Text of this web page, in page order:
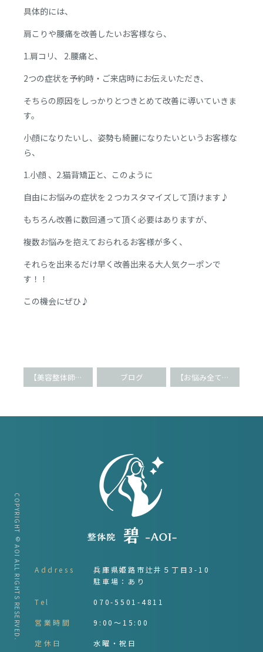
具体的には、
肩こりや腰痛を改善したいお客様なら、
1.肩コリ、 2.腰痛と、
2つの症状を予約時・ご来店時にお伝えいただき、
そちらの原因をしっかりとつきとめて改善に導いていきま
す。
小顔になりたいし、姿勢も綺麗になりたいというお客様な
ら、
1.小顔 、2.猫背矯正と、このように
自由にお悩みの症状を２つカスタマイズして頂けます♪
もちろん改善に数回通って頂く必要はありますが、
複数お悩みを抱えておられるお客様が多く、
それらを出来るだけ早く改善出来る大人気クーポンで
す！！
この機会にぜひ♪
【美容整体師コース受講】月収30万が間近です(^^) ブログ 【お悩み全てを改善!!】全身ハイクラスケア(^O^)
Address
兵庫県姫路市辻井５丁目3-10
駐車場：あり
Tel 070-5501-4811
営業時間 9:00～15:00
定休日 水曜・祝日
COPYRIGHT © AOI ALL RIGHTS RESERVED.